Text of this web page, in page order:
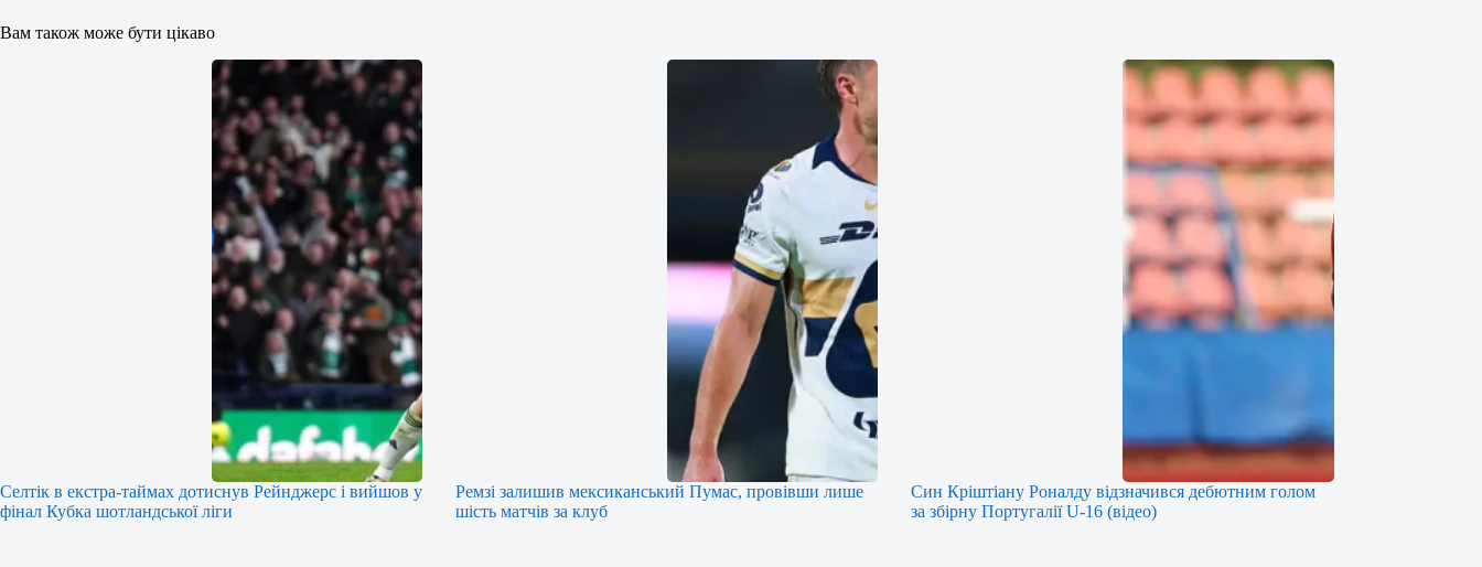
Вам також може бути цікаво
Селтік в екстра-таймах дотиснув Рейнджерс і вийшов у
фінал Кубка шотландської ліги
Ремзі залишив мексиканський Пумас, провівши лише
шість матчів за клуб
Син Кріштіану Роналду відзначився дебютним голом
за збірну Португалії U-16 (відео)